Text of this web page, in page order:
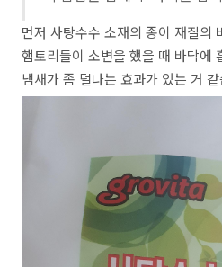
먼저 사탕수수 소재의 종이 재질의
햄토리들이 소변을 했을 때 바닥에
냄새가 좀 덜나는 효과가 있는 거